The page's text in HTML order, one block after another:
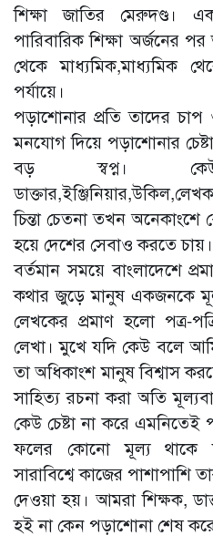
শিক্ষা জাতির মেরুদণ্ড।
পারিবারিক শিক্ষা অর্জনের পর
থেকে মাধ্যমিক,মাধ্যমিক
পর্যায়ে।
পড়াশোনার প্রতি তাদের
মনযোগ দিয়ে পড়াশোনার
বড় স্বপ্ন।
চিন্তা চেতনা তখন অনেকাংশে
হয়ে দেশের সেবাও করতে চায়।
বর্তমান সময়ে বাংলাদেশে
কথার জুড়ে মানুষ একজনকে
লেখকের প্রমাণ হলো পত্র-
লেখা। মুখে যদি কেউ বলে
তা অধিকাংশ মানুষ বিশ্বাস
সাহিত্য রচনা করা অতি
কেউ চেষ্টা না করে এমনিতেই
ফলের কোনো মূল্য থাকে
সারাবিশ্বে কাজের পাশাপাশি
দেওয়া হয়। আমরা শিক্ষক,
হই না কেন পড়াশোনা শেষ